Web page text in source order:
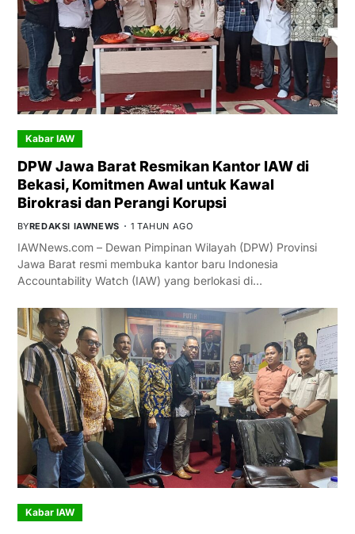
Kabar IAW
DPW Jawa Barat Resmikan Kantor IAW di
Bekasi, Komitmen Awal untuk Kawal
Birokrasi dan Perangi Korupsi
BYREDAKSI IAWNEWS 1 TAHUN AGO
IAWNews.com – Dewan Pimpinan Wilayah (DPW) Provinsi
Jawa Barat resmi membuka kantor baru Indonesia
Accountability Watch (IAW) yang berlokasi di…
Kabar IAW